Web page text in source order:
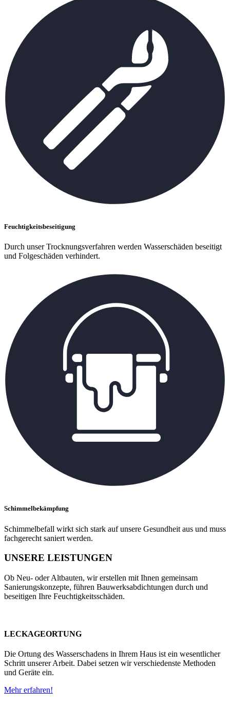
Feuchtigkeitsbeseitigung
Durch unser Trocknungsverfahren werden Wasserschäden beseitigt
und Folgeschäden verhindert.
Schimmelbekämpfung
Schimmelbefall wirkt sich stark auf unsere Gesundheit aus und muss
fachgerecht saniert werden.
UNSERE LEISTUNGEN
Ob Neu- oder Altbauten, wir erstellen mit Ihnen gemeinsam
Sanierungskonzepte, führen Bauwerksabdichtungen durch und
beseitigen Ihre Feuchtigkeitsschäden.
LECKAGEORTUNG
Die Ortung des Wasserschadens in Ihrem Haus ist ein wesentlicher
Schritt unserer Arbeit. Dabei setzen wir verschiedenste Methoden
und Geräte ein.
Mehr erfahren!